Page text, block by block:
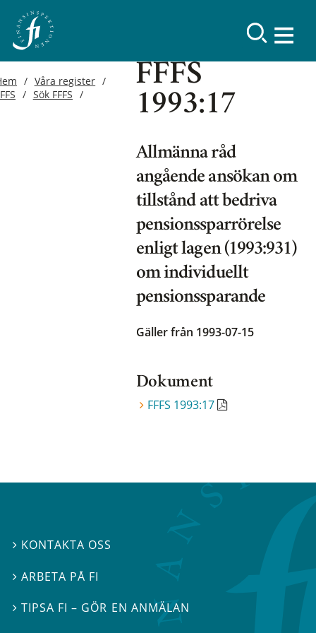
Våra register
Sök FFFS
FFFS
1993:17
Allmänna råd
angående ansökan om
tillstånd att bedriva
pensionssparrörelse
enligt lagen (1993:931)
om individuellt
pensionssparande
Gäller från 1993-07-15
Dokument
FFFS 1993:17
 KONTAKTA OSS
 ARBETA PÅ FI
TIPSA FI – GÖR EN ANMÄLAN